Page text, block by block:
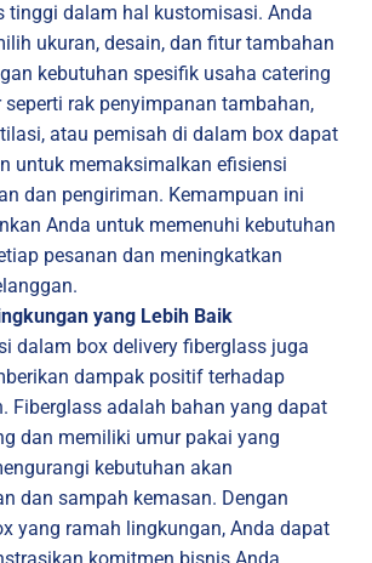
tinggi dalam hal kustomisasi. Anda
ukuran, desain, dan fitur tambahan
kebutuhan spesifik usaha catering
seperti rak penyimpanan tambahan,
atau pemisah di dalam box dapat
untuk memaksimalkan efisiensi
dan pengiriman. Kemampuan ini
Anda untuk memenuhi kebutuhan
pesanan dan meningkatkan
yang Lebih Baik
dalam box delivery fiberglass juga
dampak positif terhadap
Fiberglass adalah bahan yang dapat
dan memiliki umur pakai yang
kebutuhan akan
dan sampah kemasan. Dengan
yang ramah lingkungan, Anda dapat